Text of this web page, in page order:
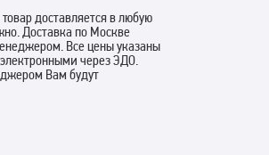
доставляется в любую
Доставка по Москве
Все цены указаны
через ЭДО.
Вам будут